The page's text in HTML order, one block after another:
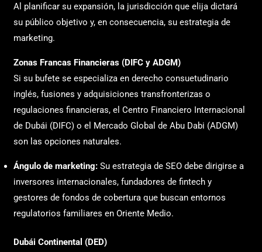
Al planificar su expansión, la jurisdicción que elija dictará
su público objetivo y, en consecuencia, su estrategia de
marketing.
Zonas Francas Financieras (DIFC y ADGM)
Si su bufete se especializa en derecho consuetudinario
inglés, fusiones y adquisiciones transfronterizas o
regulaciones financieras, el Centro Financiero Internacional
de Dubái (DIFC) o el Mercado Global de Abu Dabi (ADGM)
son las opciones naturales.
Ángulo de marketing: Su estrategia de SEO debe dirigirse a
inversores internacionales, fundadores de fintech y
gestores de fondos de cobertura que buscan entornos
regulatorios familiares en Oriente Medio.
Dubái Continental (DED)